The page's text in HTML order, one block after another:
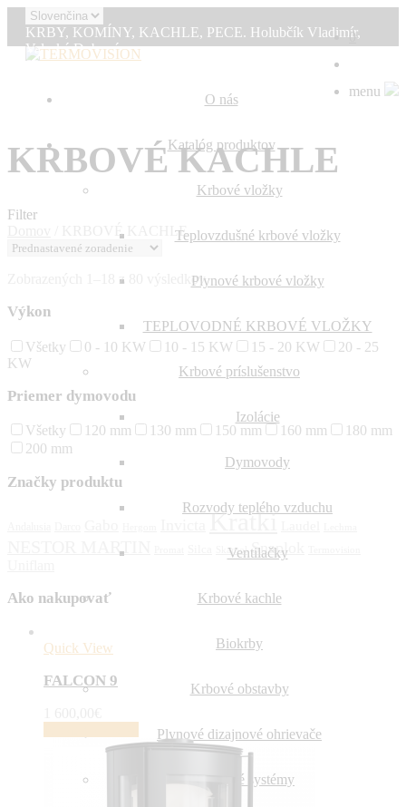
KRBY, KOMÍNY, KACHLE, PECE. Holubčík Vladimír,
Valaská Dubová
0907 394 855 info@termovision.sk
O nás
Katalóg produktov
Krbové vložky
Teplovzdušné krbové vložky
Plynové krbové vložky
TEPLOVODNÉ KRBOVÉ VLOŽKY
Krbové príslušenstvo
Izolácie
Dymovody
Rozvody teplého vzduchu
Ventilačky
Krbové kachle
Biokrby
Krbové obstavby
Plynové dizajnové ohrievače
Komínové systémy
0
menu
KRBOVÉ KACHLE
Filter
KRBOVÉ KACHLE
Zobrazených 1–18 z 80 výsledkov
Výkon
Všetky 0 - 10 KW 10 - 15 KW 15 - 20 KW
20 - 25
KW
Priemer dymovodu
Všetky 120 mm 130 mm 150 mm 160 mm
180 mm
200 mm
Značky produktu
Kratki
NESTOR MARTIN Skamol Snaplok
Ako nakupovať
Quick View
FALCON 9